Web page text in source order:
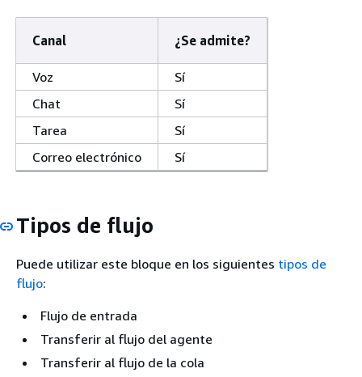
Canal ¿Se admite?
Voz
Sí
Chat
Sí
Tarea
Sí
Correo electrónico
Sí
Tipos de flujo
Puede utilizar este bloque en los siguientes tipos de
flujo:
Flujo de entrada
Transferir al flujo del agente
Transferir al flujo de la cola